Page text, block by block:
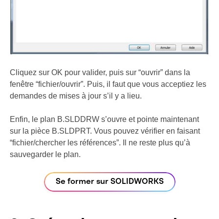
Cliquez sur OK pour valider, puis sur “ouvrir” dans la
fenêtre “fichier/ouvrir”. Puis, il faut que vous acceptiez les
demandes de mises à jour s’il y a lieu.
Enfin, le plan B.SLDDRW s’ouvre et pointe maintenant
sur la pièce B.SLDPRT. Vous pouvez vérifier en faisant
“fichier/chercher les références”. Il ne reste plus qu’à
sauvegarder le plan.
Se former sur SOLIDWORKS